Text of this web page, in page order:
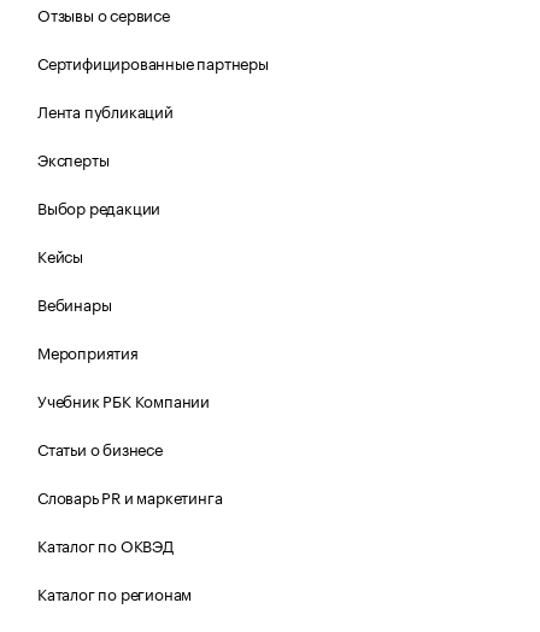
Отзывы о сервисе
Сертифицированные партнеры
Лента публикаций
Эксперты
Выбор редакции
Кейсы
Вебинары
Мероприятия
Учебник РБК Компании
Статьи о бизнесе
Словарь PR и маркетинга
Каталог по ОКВЭД
Каталог по регионам